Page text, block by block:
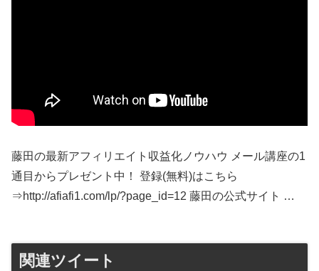
藤田の最新アフィリエイト収益化ノウハウ メール講座の1
通目からプレゼント中！ 登録(無料)はこちら
⇒http://afiafi1.com/lp/?page_id=12 藤田の公式サイト …
関連ツイート